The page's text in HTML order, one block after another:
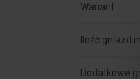
Wariant
Ilość gniazd
Dodatkowe